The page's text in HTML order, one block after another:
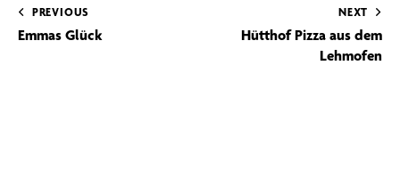
PREVIOUS
Emmas Glück
NEXT
Hütthof Pizza aus dem
Lehmofen